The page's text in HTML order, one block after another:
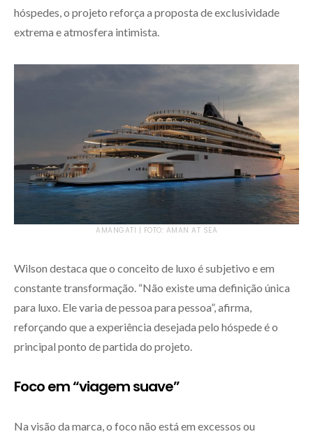
hóspedes, o projeto reforça a proposta de exclusividade
extrema e atmosfera intimista.
AMANGATI | FOTO: AMAN AT SEA
Wilson destaca que o conceito de luxo é subjetivo e em
constante transformação. “Não existe uma definição única
para luxo. Ele varia de pessoa para pessoa”, afirma,
reforçando que a experiência desejada pelo hóspede é o
principal ponto de partida do projeto.
Foco em “viagem suave”
Na visão da marca, o foco não está em excessos ou